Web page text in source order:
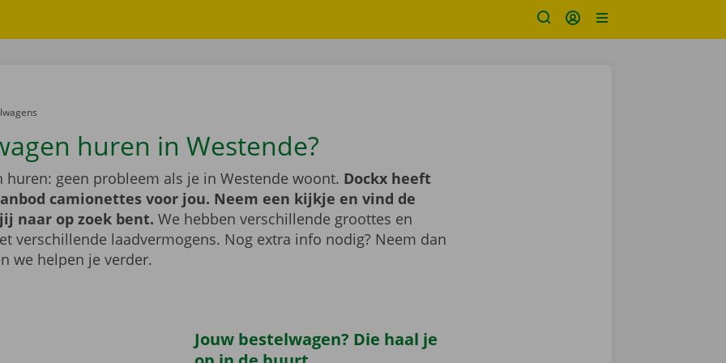
huren in Westende?
huren: geen probleem als je in Westende woont. Dockx heeft
camionettes voor jou. Neem een kijkje en vind de
naar op zoek bent. We hebben verschillende groottes en
verschillende laadvermogens. Nog extra info nodig? Neem dan
we helpen je verder.
Jouw bestelwagen? Die haal je